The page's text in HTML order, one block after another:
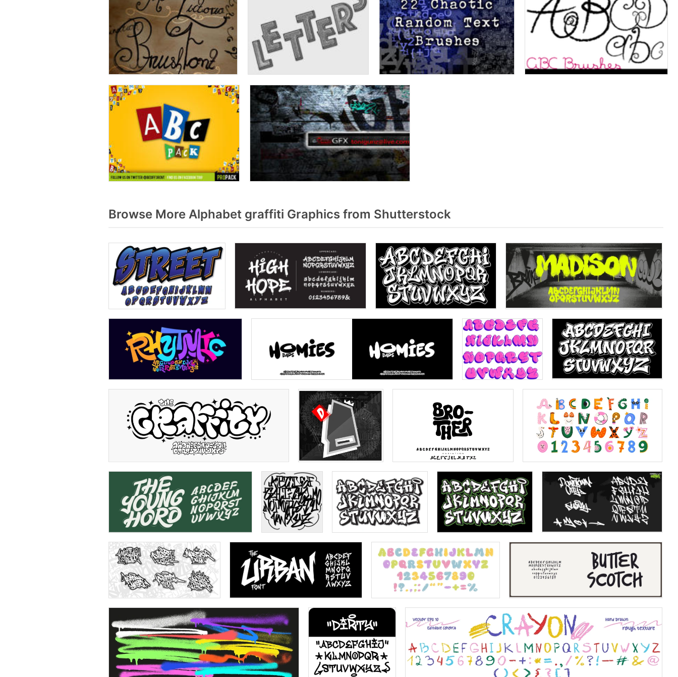
Browse More Alphabet graffiti Graphics from Shutterstock